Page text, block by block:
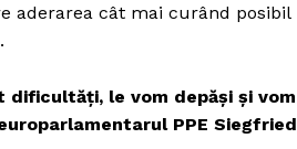
aderarea cât mai curând posibil
le vom depăși și vom
PPE Siegfried